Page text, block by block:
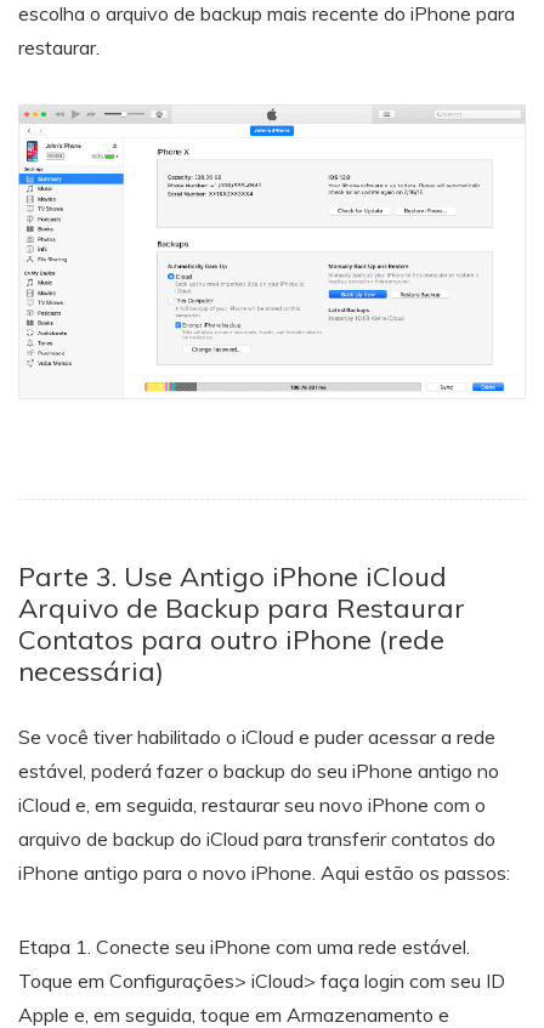
escolha o arquivo de backup mais recente do iPhone para
restaurar.
Parte 3. Use Antigo iPhone iCloud
Arquivo de Backup para Restaurar
Contatos para outro iPhone (rede
necessária)
Se você tiver habilitado o iCloud e puder acessar a rede
estável, poderá fazer o backup do seu iPhone antigo no
iCloud e, em seguida, restaurar seu novo iPhone com o
arquivo de backup do iCloud para transferir contatos do
iPhone antigo para o novo iPhone. Aqui estão os passos:
Etapa 1. Conecte seu iPhone com uma rede estável.
Toque em Configurações> iCloud> faça login com seu ID
Apple e, em seguida, toque em Armazenamento e